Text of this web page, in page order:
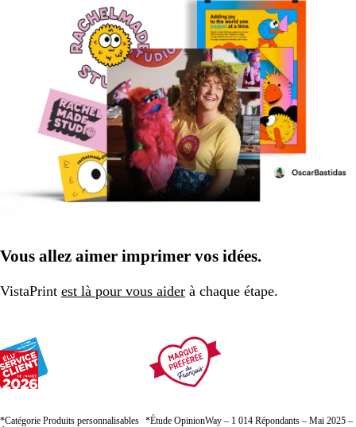
Vous allez aimer imprimer vos idées.
VistaPrint est là pour vous aider à chaque étape.
*Catégorie Produits personnalisables *Étude OpinionWay – 1 014 Répondants – Mai 2025 –